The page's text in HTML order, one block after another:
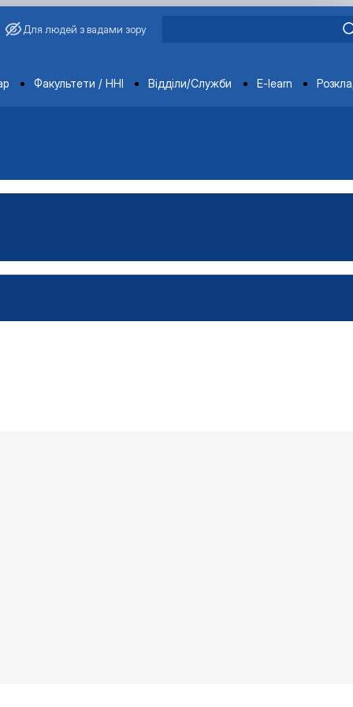
Для людей з вадами зору
Факультети / ННІ Відділи/Служби E-learn